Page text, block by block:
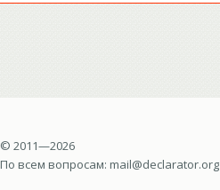
© 2011—2026
По всем вопросам: mail@declarator.org